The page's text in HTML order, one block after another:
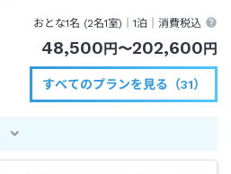
おとな1名 (2名1室)｜1泊 ｜消費税込
48,500円〜202,600円
すべてのプランを見る（31）